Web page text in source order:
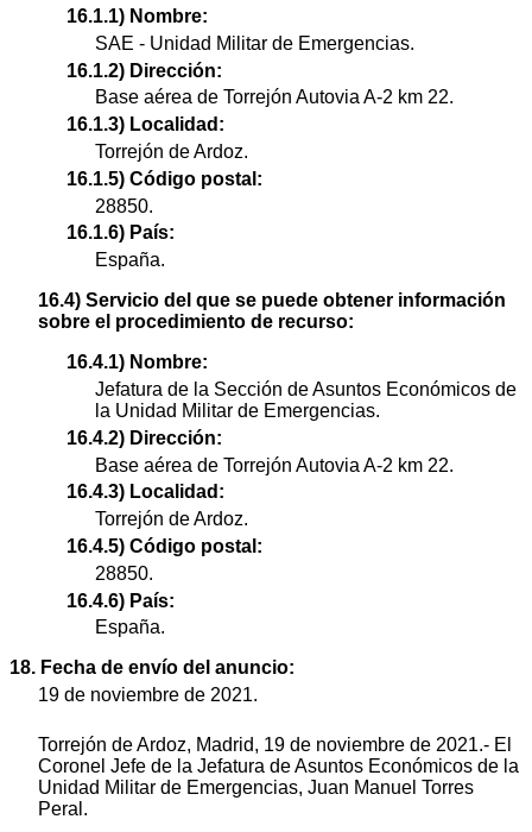
16.1.1) Nombre:
SAE - Unidad Militar de Emergencias.
16.1.2) Dirección:
Base aérea de Torrejón Autovia A-2 km 22.
16.1.3) Localidad:
Torrejón de Ardoz.
16.1.5) Código postal:
28850.
16.1.6) País:
España.
16.4) Servicio del que se puede obtener información
sobre el procedimiento de recurso:
16.4.1) Nombre:
Jefatura de la Sección de Asuntos Económicos de
la Unidad Militar de Emergencias.
16.4.2) Dirección:
Base aérea de Torrejón Autovia A-2 km 22.
16.4.3) Localidad:
Torrejón de Ardoz.
16.4.5) Código postal:
28850.
16.4.6) País:
España.
18. Fecha de envío del anuncio:
19 de noviembre de 2021.
Torrejón de Ardoz, Madrid, 19 de noviembre de 2021.- El
Coronel Jefe de la Jefatura de Asuntos Económicos de la
Unidad Militar de Emergencias, Juan Manuel Torres
Peral.